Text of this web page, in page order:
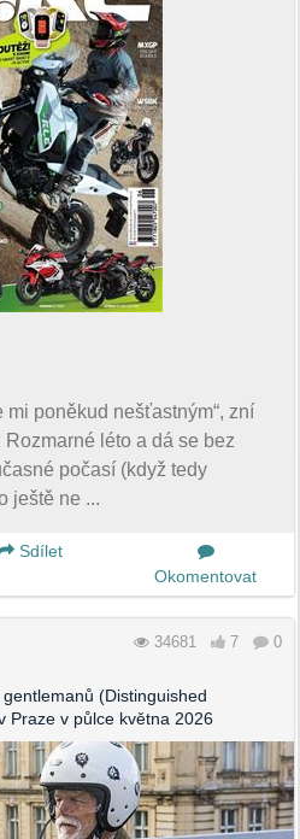
mi poněkud nešťastným“, zní
léto a dá se bez
počasí (když tedy
ještě ne ...
Sdílet
Okomentovat
34681 7 0
(Distinguished
Praze v půlce května 2026